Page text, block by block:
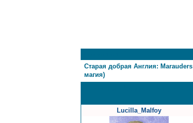
Старая добрая Англия: Marauders
магия)
Lucilla_Malfoy